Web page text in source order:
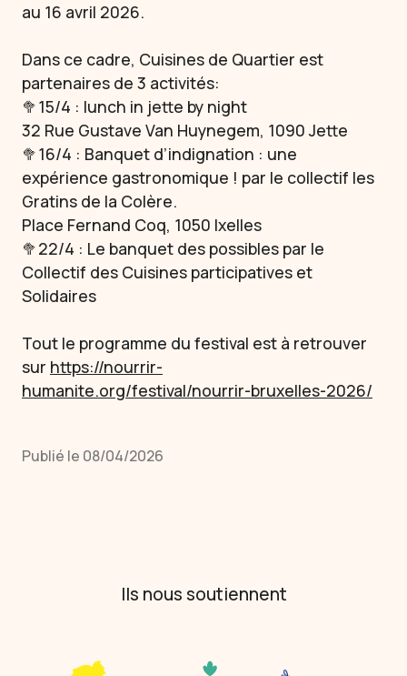
au 16 avril 2026.
Dans ce cadre, Cuisines de Quartier est
partenaires de 3 activités:
🥦15/4 : lunch in jette by night
32 Rue Gustave Van Huynegem, 1090 Jette
🥦16/4 : Banquet d’indignation : une
expérience gastronomique ! par le collectif les
Gratins de la Colère.
Place Fernand Coq, 1050 Ixelles
🥦22/4 : Le banquet des possibles par le
Collectif des Cuisines participatives et
Solidaires
Tout le programme du festival est à retrouver
sur https://nourrir-
humanite.org/festival/nourrir-bruxelles-2026/
Publié le 08/04/2026
Ils nous soutiennent